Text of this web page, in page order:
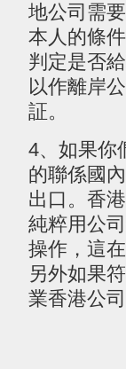
地公司需
本人的條
判定是否
以作離岸
証。
4、如果你
的聯係國
出口。香
純粹用公
操作，這
另外如果
業香港公